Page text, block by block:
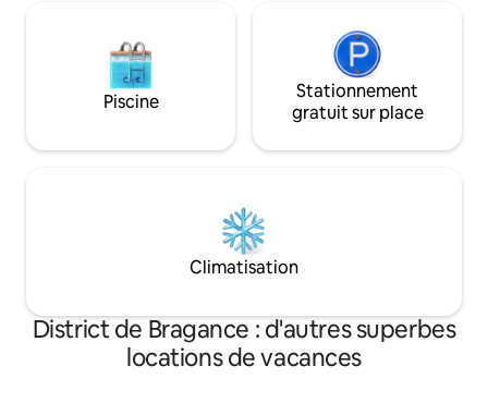
d'un emplacement privilégié, à quelques
pas de plusieurs points d'intérêt et du
centre de Bragança. Ce logement est
recommandé pour un bon rapport
qualité prix à Bragança ! Les voyageurs
ont plus pour moins que les autres
Piscine
Stationnement
gratuit sur place
Climatisation
District de Bragance : d'autres superbes
locations de vacances